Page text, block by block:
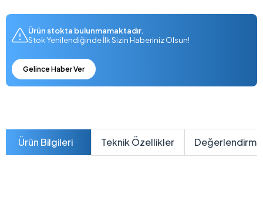
Ürün stokta bulunmamaktadır.
Stok Yenilendiğinde İlk Sizin Haberiniz Olsun!
Gelince Haber Ver
Ürün Bilgileri Teknik Özellikler